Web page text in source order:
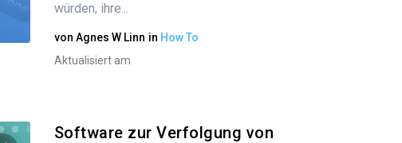
würden, ihre...
von Agnes W Linn in How To
Aktualisiert am
Software zur Verfolgung von